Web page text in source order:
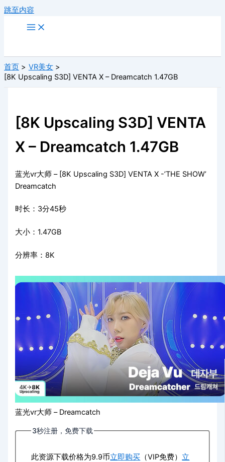
跳至内容
首页
VR美女
[8K Upscaling S3D] VENTA X – Dreamcatch 1.47GB
[8K Upscaling S3D] VENTA
X – Dreamcatch 1.47GB
蓝光vr大师 – [8K Upscaling S3D] VENTA X -’THE SHOW’
Dreamcatch
时长：3分45秒
大小：1.47GB
分辨率：8K
蓝光vr大师 – Dreamcatch
3秒注册，免费下载
此资源下载价格为9.9币立即购买 （VIP免费） 立